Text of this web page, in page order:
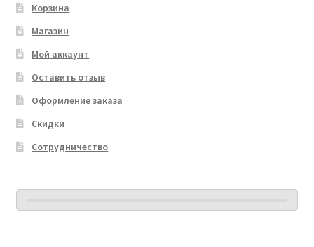
Корзина
Магазин
Мой аккаунт
Оставить отзыв
Оформление заказа
Скидки
Сотрудничество